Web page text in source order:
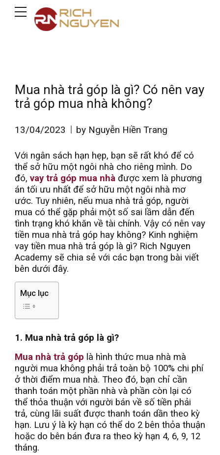
Mua nhà trả góp là gì? Có nên vay
trả góp mua nhà không?
13/04/2023 by Nguyễn Hiền Trang
Với ngân sách hạn hẹp, bạn sẽ rất khó để có
thể sở hữu một ngôi nhà cho riêng mình. Do
đó, vay trả góp mua nhà được xem là phương
án tối ưu nhất để sở hữu một ngôi nhà mơ
ước. Tuy nhiên, nếu mua nhà trả góp, người
mua có thể gặp phải một số sai lầm dẫn đến
tình trạng khó khăn về tài chính. Vậy có nên vay
tiền mua nhà trả góp hay không? Kinh nghiệm
vay tiền mua nhà trả góp là gì? Rich Nguyen
Academy sẽ chia sẻ với các bạn trong bài viết
bên dưới đây.
Mục lục
1. Mua nhà trả góp là gì?
Mua nhà trả góp là hình thức mua nhà mà
người mua không phải trả toàn bộ 100% chi phí
ở thời điểm mua nhà. Theo đó, bạn chỉ cần
thanh toán một phần nhà và phần còn lại có
thể thỏa thuận với người bán về số tiền phải
trả, cùng lãi suất được thanh toán dần theo kỳ
hạn. Lưu ý là kỳ hạn có thể do 2 bên thỏa thuận
hoặc do bên bán đưa ra theo kỳ hạn 4, 6, 9, 12
tháng.